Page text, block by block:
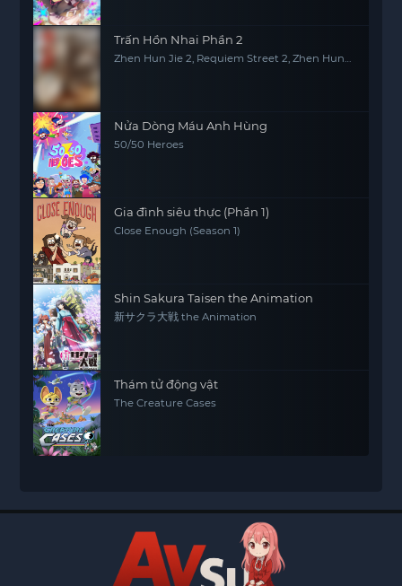
Trấn Hồn Nhai Phần 2
Zhen Hun Jie 2, Requiem Street 2, Zhen Hun
Nửa Dòng Máu Anh Hùng
50/50 Heroes
Gia đình siêu thực (Phần 1)
Close Enough (Season 1)
Shin Sakura Taisen the Animation
新サクラ大戦 the Animation
Thám tử động vật
The Creature Cases